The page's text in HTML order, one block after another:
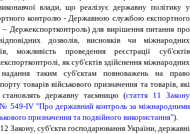
влади, що реалізує державну політику у
контролю - Державною службою експортного
Держекспортконтроль) для вирішення питання про
дозволів, висновків чи міжнародних
можливість проведення реєстрації суб'єктів
як суб'єктів здійснення міжнародних
таким суб'єктам повноважень на право
товарів військового призначення та товарів, які
становлять державну таємницю (стаття 11 Закону
549-IV "Про державний контроль за міжнародними
призначення та подвійного використання").
Закону, суб'єкти господарювання України, державні